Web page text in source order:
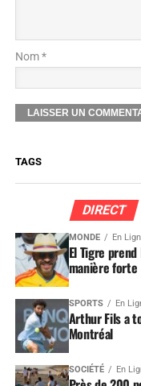
Nom *
TAGS
DIRECT
MONDE En
El Tigre
manière forte
SPORTS En
Arthur Fils a
Montréal
SOCIÉTÉ En